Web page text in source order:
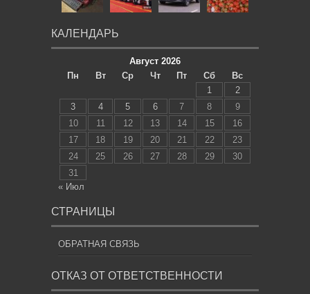
КАЛЕНДАРЬ
Август 2026
Пн
Вт Ср Чт Пт Сб
Вс
1
2
3
4 5 6 7 8
9
10
11 12 13 14 15
16
17
18 19 20 21 22
23
24
25 26 27 28 29
30
31
« Июл
СТРАНИЦЫ
ОБРАТНАЯ СВЯЗЬ
ОТКАЗ ОТ ОТВЕТСТВЕННОСТИ